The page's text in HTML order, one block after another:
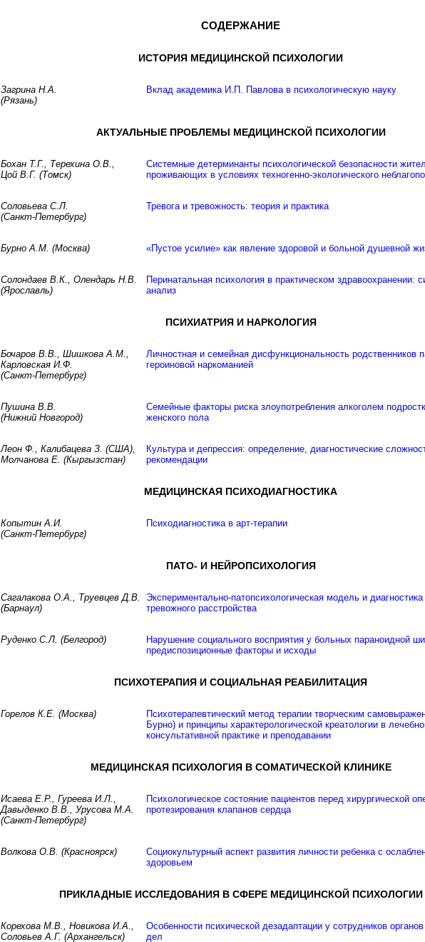
СОДЕРЖАНИЕ
ИСТОРИЯ МЕДИЦИНСКОЙ ПСИХОЛОГИИ
Загрина Н.А.
(Рязань)
Вклад академика И.П. Павлова в психологическую науку
АКТУАЛЬНЫЕ ПРОБЛЕМЫ МЕДИЦИНСКОЙ ПСИХОЛОГИИ
Бохан Т.Г., Терехина О.В.,
Цой В.Г. (Томск)
Системные детерминанты психологической безопасности
проживающих в условиях техногенно-экологического
Соловьева С.Л.
(Санкт-Петербург)
Тревога и тревожность: теория и практика
Бурно А.М. (Москва) «Пустое усилие» как явление здоровой и больной душевной
Солондаев В.К., Олендарь Н.В.
(Ярославль)
Перинатальная психология в практическом здравоохранении:
анализ
ПСИХИАТРИЯ И НАРКОЛОГИЯ
Бочаров В.В., Шишкова А.М.,
Карловская И.Ф.
(Санкт-Петербург)
Личностная и семейная дисфункциональность родственников
героиновой наркоманией
Пушина В.В.
(Нижний Новгород)
Семейные факторы риска злоупотребления алкоголем
женского пола
Леон Ф., Калибацева З. (США),
Молчанова Е. (Кыргызстан)
Культура и депрессия: определение, диагностические
рекомендации
МЕДИЦИНСКАЯ ПСИХОДИАГНОСТИКА
Копытин А.И.
(Санкт-Петербург)
Психодиагностика в арт-терапии
ПАТО- И НЕЙРОПСИХОЛОГИЯ
Сагалакова О.А., Труевцев Д.В.
(Барнаул)
Экспериментально-патопсихологическая модель и
тревожного расстройства
Руденко С.Л. (Белгород)
Нарушение социального восприятия у больных параноидной
предиспозиционные факторы и исходы
ПСИХОТЕРАПИЯ И СОЦИАЛЬНАЯ РЕАБИЛИТАЦИЯ
Горелов К.Е. (Москва)
Психотерапевтический метод терапии творческим
Бурно) и принципы характерологической креатологии в
консультативной практике и преподавании
МЕДИЦИНСКАЯ ПСИХОЛОГИЯ В СОМАТИЧЕСКОЙ КЛИНИКЕ
Исаева Е.Р., Гуреева И.Л.,
Давыденко В.В., Урусова М.А.
(Санкт-Петербург)
Психологическое состояние пациентов перед хирургической
протезирования клапанов сердца
Волкова О.В. (Красноярск)
Социокультурный аспект развития личности ребенка с
здоровьем
ПРИКЛАДНЫЕ ИССЛЕДОВАНИЯ В СФЕРЕ МЕДИЦИНСКОЙ ПСИХОЛОГИИ
Корехова М.В., Новикова И.А.,
Соловьев А.Г. (Архангельск)
Особенности психической дезадаптации у сотрудников
дел